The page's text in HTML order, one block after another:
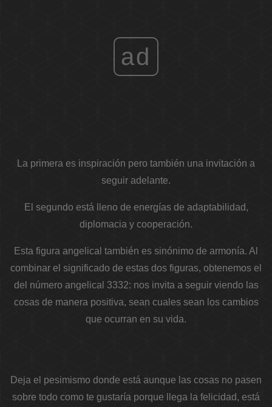
ad
La primera es inspiración pero también una invitación a
seguir adelante.
El segundo está lleno de energías de adaptabilidad,
diplomacia y cooperación.
Esta figura angelical también es sinónimo de armonía. Al
combinar el significado de estas dos figuras, obtenemos el
del número angelical 3332: nos invita a seguir viendo las
cosas de manera positiva, sean cuales sean los cambios
que ocurran en su vida.
Deja el pesimismo donde está aunque las cosas no pasen
sobre todo como te gustaría porque llega la felicidad, está